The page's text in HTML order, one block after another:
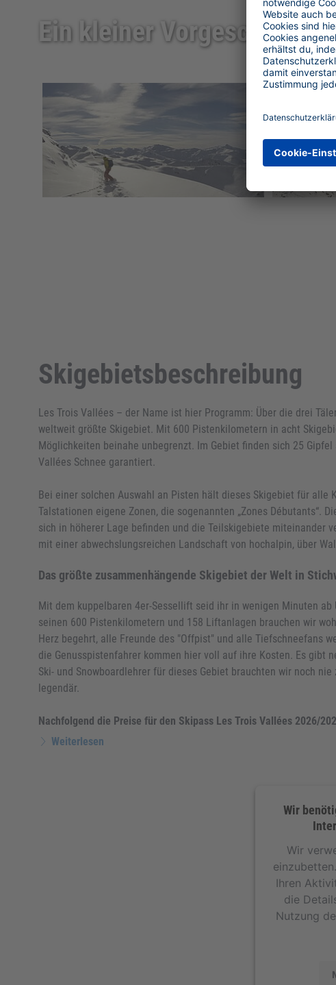
Ein kleiner Vorgeschmack
Skigebietsbeschreibung
Les Trois Vallées – der Name ist hier Programm: Über die drei
weltweit größte Skigebiet. Mit 600 Pistenkilometern in acht
Möglichkeiten beinahe unbegrenzt. Im Gebiet finden sich 25
Vallées Schnee garantiert.
Bei einer solchen Auswahl an Pisten hält dieses Skigebiet für
Talstationen eigene Zonen, die sogenannten „Zones Débutants“.
sich in höherer Lage befinden und die Teilskigebiete miteinander
mit einer abwechslungsreichen Landschaft von hochalpin, über
Das größte zusammenhängende Skigebiet der Welt in
Mit dem kuppelbaren 4er-Sessellift seid ihr in wenigen Minuten
seinen 600 Pistenkilometern und 158 Liftanlagen brauchen wir
Herz begehrt, alle Freunde des "Offpist" und alle Tiefschneefans
die Genusspistenfahrer kommen hier voll auf ihre Kosten. Es gibt
Ski- und Snowboardlehrer für dieses Gebiet brauchten wir noch
legendär.
Nachfolgend die Preise für den Skipass Les Trois Vallées 2026/
Weiterlesen
Wir
Wir
Ihren
die
Nutzung